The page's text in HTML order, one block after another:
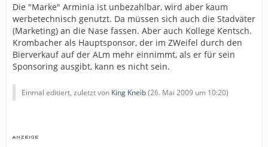
Die "Marke" Arminia ist unbezahlbar, wird aber kaum
werbetechnisch genutzt. Da müssen sich auch die Stadväter
(Marketing) an die Nase fassen. Aber auch Kollege Kentsch.
Krombacher als Hauptsponsor, der im ZWeifel durch den
Bierverkauf auf der ALm mehr einnimmt, als er für sein
Sponsoring ausgibt, kann es nicht sein.
Einmal editiert, zuletzt von King Kneib(26. Mai 2009 um 10:20)